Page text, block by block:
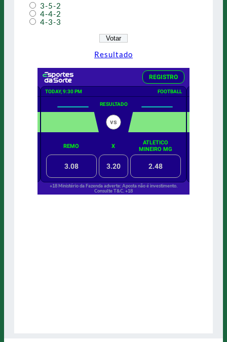
3-5-2
4-4-2
4-3-3
Resultado